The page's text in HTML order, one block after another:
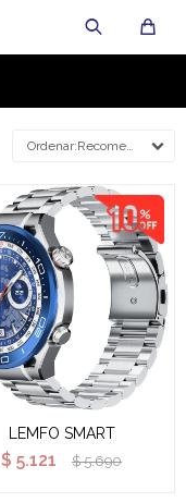
Recomendados
LEMFO SMART
$ 5.121 $ 5.690